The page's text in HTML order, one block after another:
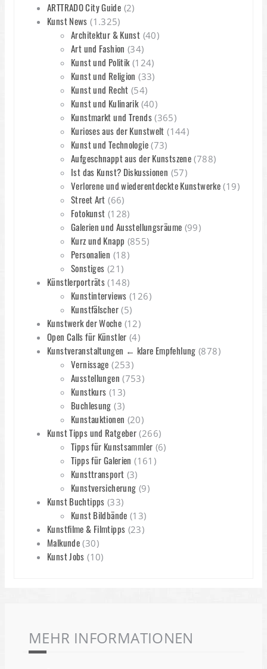
ARTTRADO City Guide (2)
Kunst News (1.325)
Architektur & Kunst (40)
Art und Fashion (34)
Kunst und Politik(124)
Kunst und Religion (33)
Kunst und Recht (54)
Kunst und Kulinarik(40)
Kunstmarkt und Trends(365)
Kurioses aus der Kunstwelt (144)
Kunst und Technologie(73)
Aufgeschnappt aus der Kunstszene (788)
Ist das Kunst? Diskussionen (57)
Verlorene und wiederentdeckte Kunstwerke (19)
Street Art (66)
Fotokunst (128)
Galerien und Ausstellungsräume (99)
Kurz und Knapp (855)
Personalien (18)
Sonstiges (21)
Künstlerporträts (148)
Kunstinterviews (126)
Kunstfälscher(5)
Kunstwerk der Woche (12)
Open Calls für Künstler (4)
Kunstveranstaltungen ← klare Empfehlung (878)
Vernissage (253)
Ausstellungen (753)
Kunstkurs (13)
Buchlesung (3)
Kunstauktionen (20)
Kunst Tipps und Ratgeber (266)
Tipps für Kunstsammler (6)
Tipps für Galerien (161)
Kunsttransport (3)
Kunstversicherung (9)
Kunst Buchtipps (33)
Kunst Bildbände (13)
Kunstfilme & Filmtipps (23)
Malkunde (30)
Kunst Jobs (10)
MEHR INFORMATIONEN